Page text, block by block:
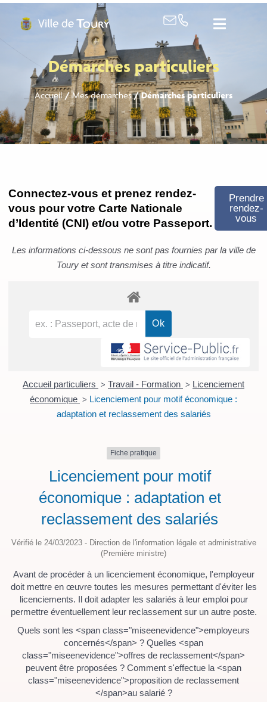
Démarches particuliers
Accueil/Mes démarches/Démarches particuliers
Connectez-vous et prenez rendez-
vous pour votre Carte Nationale
d’Identité (CNI) et/ou votre Passeport.
Prendre
rendez-
vous
Les informations ci-dessous ne sont pas fournies par la ville de
Toury et sont transmises à titre indicatif.
Accueil particuliers > Travail - Formation > Licenciement
économique > Licenciement pour motif économique :
adaptation et reclassement des salariés
Fiche pratique
Licenciement pour motif
économique : adaptation et
reclassement des salariés
Vérifié le 24/03/2023 - Direction de l'information légale et administrative
(Première ministre)
Avant de procéder à un licenciement économique, l'employeur
doit mettre en œuvre toutes les mesures permettant d'éviter les
licenciements. Il doit adapter les salariés à leur emploi pour
permettre éventuellement leur reclassement sur un autre poste.
Quels sont les <span class="miseenevidence">employeurs
concernés</span> ? Quelles <span
class="miseenevidence">offres de reclassement</span>
peuvent être proposées ? Comment s'effectue la <span
class="miseenevidence">proposition de reclassement
</span>au salarié ?